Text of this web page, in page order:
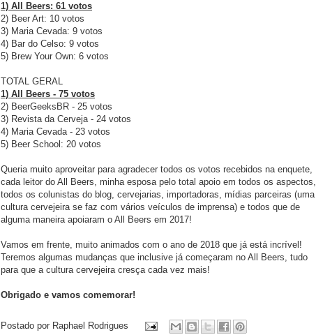
1) All Beers: 61 votos
2) Beer Art: 10 votos
3) Maria Cevada: 9 votos
4) Bar do Celso: 9 votos
5) Brew Your Own: 6 votos
TOTAL GERAL
1) All Beers - 75 votos
2) BeerGeeksBR - 25 votos
3) Revista da Cerveja - 24 votos
4) Maria Cevada - 23 votos
5) Beer School: 20 votos
Queria muito aproveitar para agradecer todos os votos recebidos na enquete,
cada leitor do All Beers, minha esposa pelo total apoio em todos os aspectos,
todos os colunistas do blog, cervejarias, importadoras, mídias parceiras (uma
cultura cervejeira se faz com vários veículos de imprensa) e todos que de
alguma maneira apoiaram o All Beers em 2017!
Vamos em frente, muito animados com o ano de 2018 que já está incrível!
Teremos algumas mudanças que inclusive já começaram no All Beers, tudo
para que a cultura cervejeira cresça cada vez mais!
Obrigado e vamos comemorar!
Postado por Raphael Rodrigues